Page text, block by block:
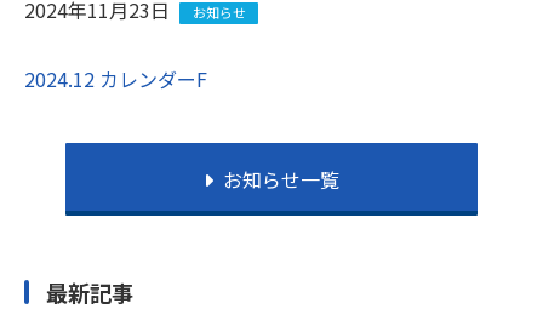
2024年11月23日 お知らせ
2024.12 カレンダーF
お知らせ一覧
最新記事